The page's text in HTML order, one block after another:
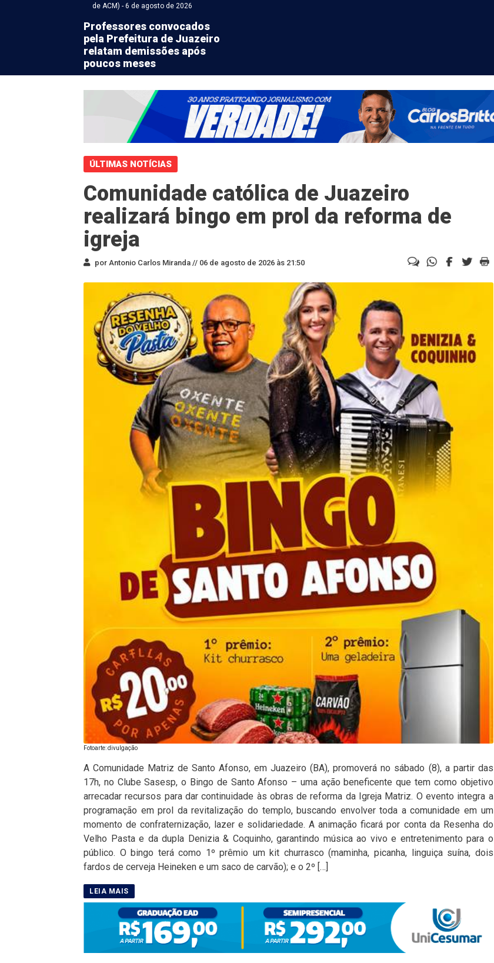
de ACM) - 6 de agosto de 2026
Professores convocados
pela Prefeitura de Juazeiro
relatam demissões após
poucos meses
ÚLTIMAS NOTÍCIAS
Comunidade católica de Juazeiro
realizará bingo em prol da reforma de
igreja
por Antonio Carlos Miranda // 06 de agosto de 2026 às 21:50
Fotoarte: divulgação
A Comunidade Matriz de Santo Afonso, em Juazeiro (BA), promoverá no sábado (8), a partir das
17h, no Clube Sasesp, o Bingo de Santo Afonso – uma ação beneficente que tem como objetivo
arrecadar recursos para dar continuidade às obras de reforma da Igreja Matriz. O evento integra a
programação em prol da revitalização do templo, buscando envolver toda a comunidade em um
momento de confraternização, lazer e solidariedade. A animação ficará por conta da Resenha do
Velho Pasta e da dupla Denizia & Coquinho, garantindo música ao vivo e entretenimento para o
público. O bingo terá como 1º prêmio um kit churrasco (maminha, picanha, linguiça suína, dois
fardos de cerveja Heineken e um saco de carvão); e o 2º […]